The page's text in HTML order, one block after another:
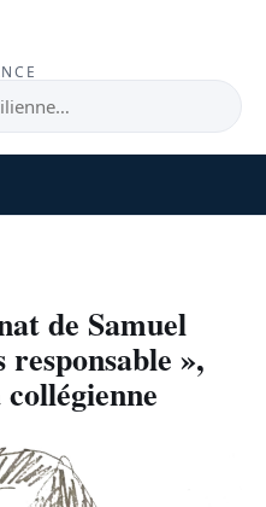
de Samuel
responsable »,